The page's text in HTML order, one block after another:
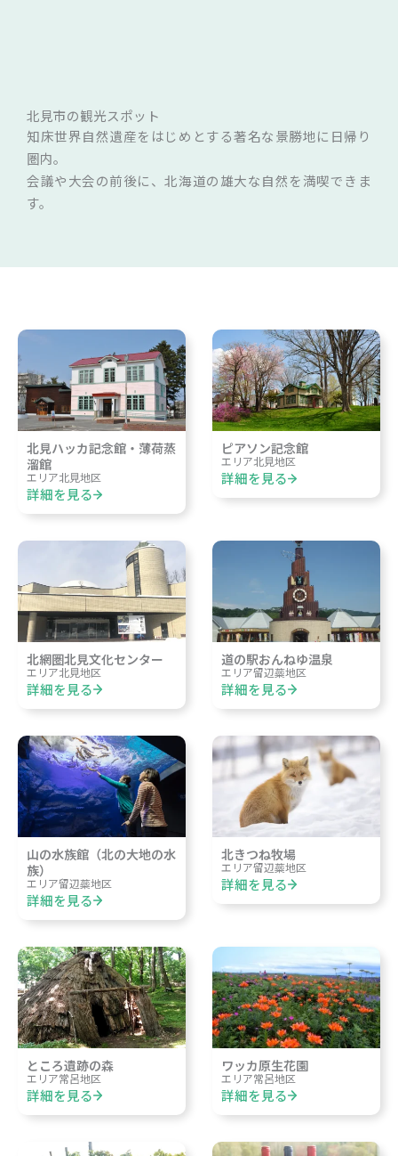
北見市の観光スポット
知床世界自然遺産をはじめとする著名な景勝地に日帰り
圏内。
会議や大会の前後に、北海道の雄大な自然を満喫できま
す。
北見ハッカ記念館・薄荷蒸
溜館
エリア北見地区
詳細を見る
ピアソン記念館
エリア北見地区
詳細を見る
北網圏北見文化センター
エリア北見地区
詳細を見る
道の駅おんねゆ温泉
エリア留辺蘂地区
詳細を見る
山の水族館（北の大地の水
族）
エリア留辺蘂地区
詳細を見る
北きつね牧場
エリア留辺蘂地区
詳細を見る
ところ遺跡の森
エリア常呂地区
詳細を見る
ワッカ原生花園
エリア常呂地区
詳細を見る